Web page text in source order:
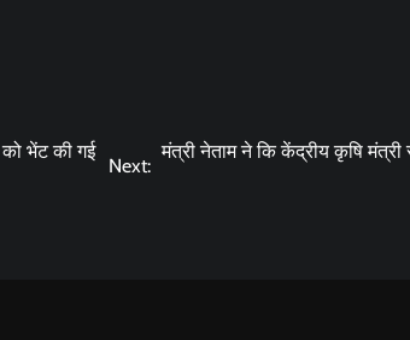
को भेंट की गई
Next:
मंत्री नेताम ने कि केंद्रीय कृषि